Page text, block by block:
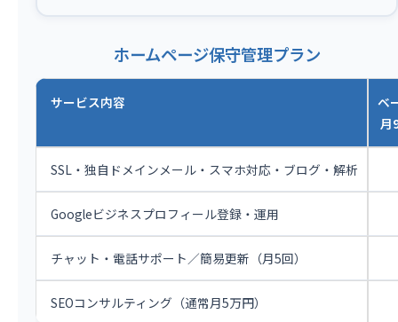
ホームページ保守管理プラン
サービス内容
ベ
月
SSL・独自ドメインメール・スマホ対応・ブログ・解析
Googleビジネスプロフィール登録・運用
チャット・電話サポート／簡易更新（月5回）
SEOコンサルティング（通常月5万円）